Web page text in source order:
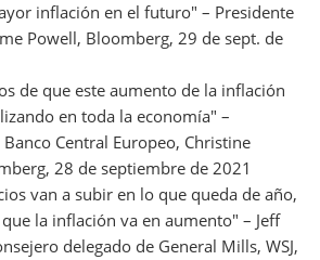
inflación en el futuro" – Presidente
Powell, Bloomberg, 29 de sept. de
de que este aumento de la inflación
en toda la economía" –
Central Europeo, Christine
28 de septiembre de 2021
van a subir en lo que queda de año,
la inflación va en aumento" – Jeff
delegado de General Mills, WSJ,